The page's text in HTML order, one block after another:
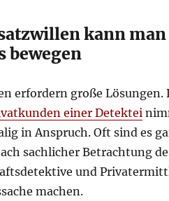
kann man
bewegen
erfordern große Lösungen.
einer Detektei
in Anspruch. Oft sind es
sachlicher Betrachtung
und
machen.